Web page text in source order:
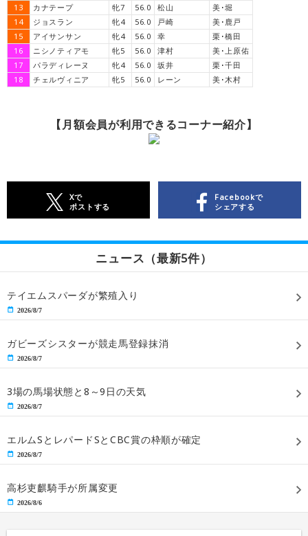
13
カナテープ 牝7 56.0 松山
美･堀
14
ジョスラン 牝4 56.0 戸崎
美･鹿戸
15
アイサンサン 牝4 56.0 幸
栗･橋田
16
ニシノティアモ 牝5 56.0 津村
美･上原佑
17
パラディレーヌ 牝4 56.0 坂井
栗･千田
18
チェルヴィニア 牝5 56.0 レーン 美･木村
【月額会員が利用できるコーナー紹介】
Xで
ポストする
Facebookで
シェアする
ニュース（最新5件）
テイエムスパーダが繁殖入り
2026/8/7
ガビーズシスターが競走馬登録抹消
2026/8/7
3場の馬場状態と8～9日の天気
2026/8/7
エルムSとレパードSとCBC賞の枠順が確定
2026/8/7
高杉吏麒騎手が所属変更
2026/8/6